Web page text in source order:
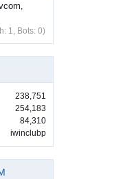
,
1, Bots: 0)
238,751
254,183
84,310
iwinclubp